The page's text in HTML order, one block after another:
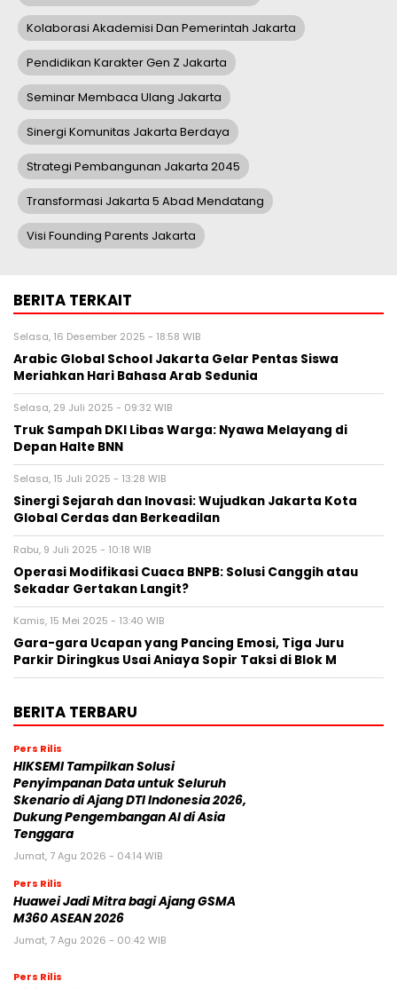
Kolaborasi Akademisi Dan Pemerintah Jakarta
Pendidikan Karakter Gen Z Jakarta
Seminar Membaca Ulang Jakarta
Sinergi Komunitas Jakarta Berdaya
Strategi Pembangunan Jakarta 2045
Transformasi Jakarta 5 Abad Mendatang
Visi Founding Parents Jakarta
BERITA TERKAIT
Selasa, 16 Desember 2025 - 18:58 WIB
Arabic Global School Jakarta Gelar Pentas Siswa
Meriahkan Hari Bahasa Arab Sedunia
Selasa, 29 Juli 2025 - 09:32 WIB
Truk Sampah DKI Libas Warga: Nyawa Melayang di
Depan Halte BNN
Selasa, 15 Juli 2025 - 13:28 WIB
Sinergi Sejarah dan Inovasi: Wujudkan Jakarta Kota
Global Cerdas dan Berkeadilan
Rabu, 9 Juli 2025 - 10:18 WIB
Operasi Modifikasi Cuaca BNPB: Solusi Canggih atau
Sekadar Gertakan Langit?
Kamis, 15 Mei 2025 - 13:40 WIB
Gara-gara Ucapan yang Pancing Emosi, Tiga Juru
Parkir Diringkus Usai Aniaya Sopir Taksi di Blok M
BERITA TERBARU
Pers Rilis
HIKSEMI Tampilkan Solusi
Penyimpanan Data untuk Seluruh
Skenario di Ajang DTI Indonesia 2026,
Dukung Pengembangan AI di Asia
Tenggara
Jumat, 7 Agu 2026 - 04:14 WIB
Pers Rilis
Huawei Jadi Mitra bagi Ajang GSMA
M360 ASEAN 2026
Jumat, 7 Agu 2026 - 00:42 WIB
Pers Rilis